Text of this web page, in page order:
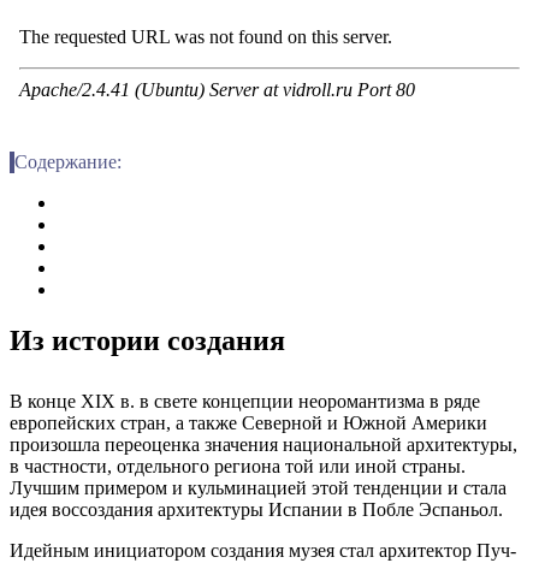
Содержание:
Из истории создания
В конце XIX в. в свете концепции неоромантизма в ряде
европейских стран, а также Северной и Южной Америки
произошла переоценка значения национальной архитектуры,
в частности, отдельного региона той или иной страны.
Лучшим примером и кульминацией этой тенденции и стала
идея воссоздания архитектуры Испании в Побле Эспаньол.
Идейным инициатором создания музея стал архитектор Пуч-